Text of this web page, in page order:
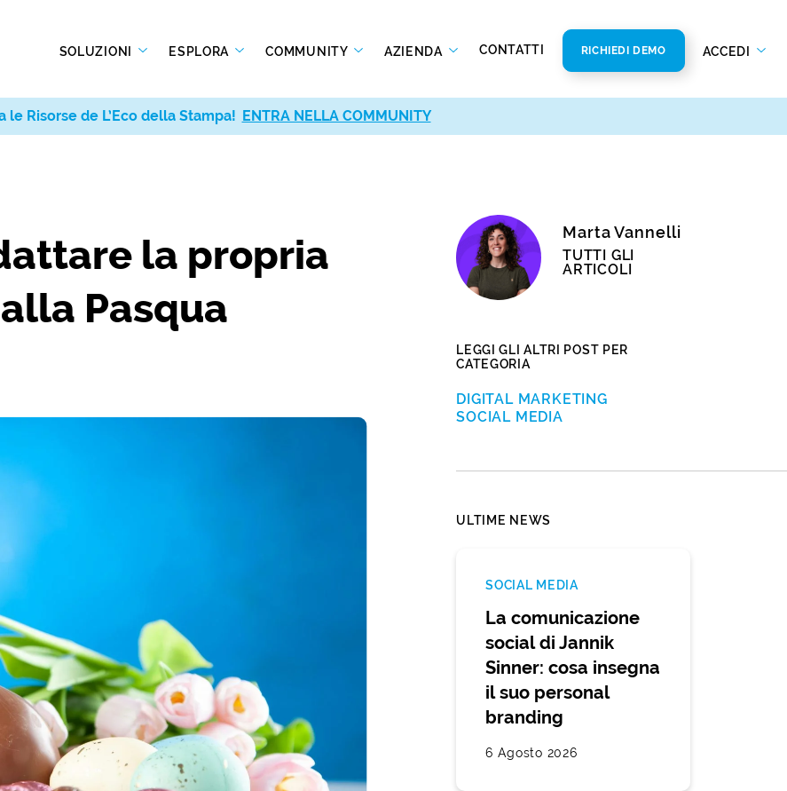
SOLUZIONI ESPLORA COMMUNITY AZIENDA CONTATTI RICHIEDI DEMO ACCEDI
la propria
Pasqua
Marta Vannelli
TUTTI GLI
ARTICOLI
LEGGI GLI ALTRI POST PER
CATEGORIA
DIGITAL MARKETING
SOCIAL MEDIA
ULTIME NEWS
SOCIAL MEDIA
La comunicazione
social di Jannik
Sinner: cosa insegna
il suo personal
branding
6 Agosto 2026
le Risorse de L’Eco della Stampa! ENTRA NELLA COMMUNITY